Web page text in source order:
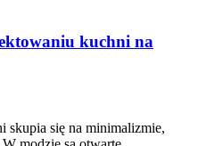
kuchni na
skupia się na minimalizmie,